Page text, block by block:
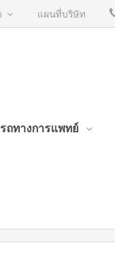
แผนที่บริษัท
รถทางการแพทย์